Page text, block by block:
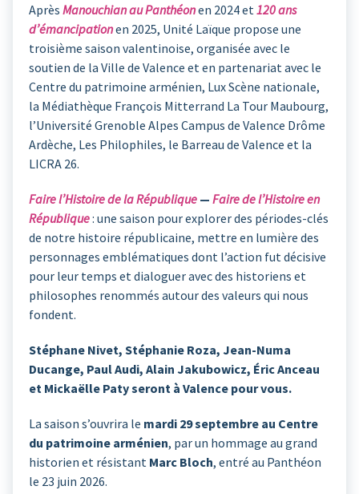
Après Manouchian au Panthéonen 2024 et 120 ans
d’émancipationen 2025, Unité Laïque propose une
troisième saison valentinoise, organisée avec le
soutien de la Ville de Valence et en partenariat avec le
Centre du patrimoine arménien, Lux Scène nationale,
la Médiathèque François Mitterrand La Tour Maubourg,
l’Université Grenoble Alpes Campus de Valence Drôme
Ardèche, Les Philophiles, le Barreau de Valence et la
LICRA 26.
Faire l’Histoire de la République — Faire de l’Histoire en
République: une saison pour explorer des périodes-clés
de notre histoire républicaine, mettre en lumière des
personnages emblématiques dont l’action fut décisive
pour leur temps et dialoguer avec des historiens et
philosophes renommés autour des valeurs qui nous
fondent.
Stéphane Nivet, Stéphanie Roza, Jean-Numa
Ducange, Paul Audi, Alain Jakubowicz, Éric Anceau
et Mickaëlle Paty seront à Valence pour vous.
La saison s’ouvrira le mardi 29 septembre au Centre
du patrimoine arménien, par un hommage au grand
historien et résistant Marc Bloch, entré au Panthéon
le 23 juin 2026.